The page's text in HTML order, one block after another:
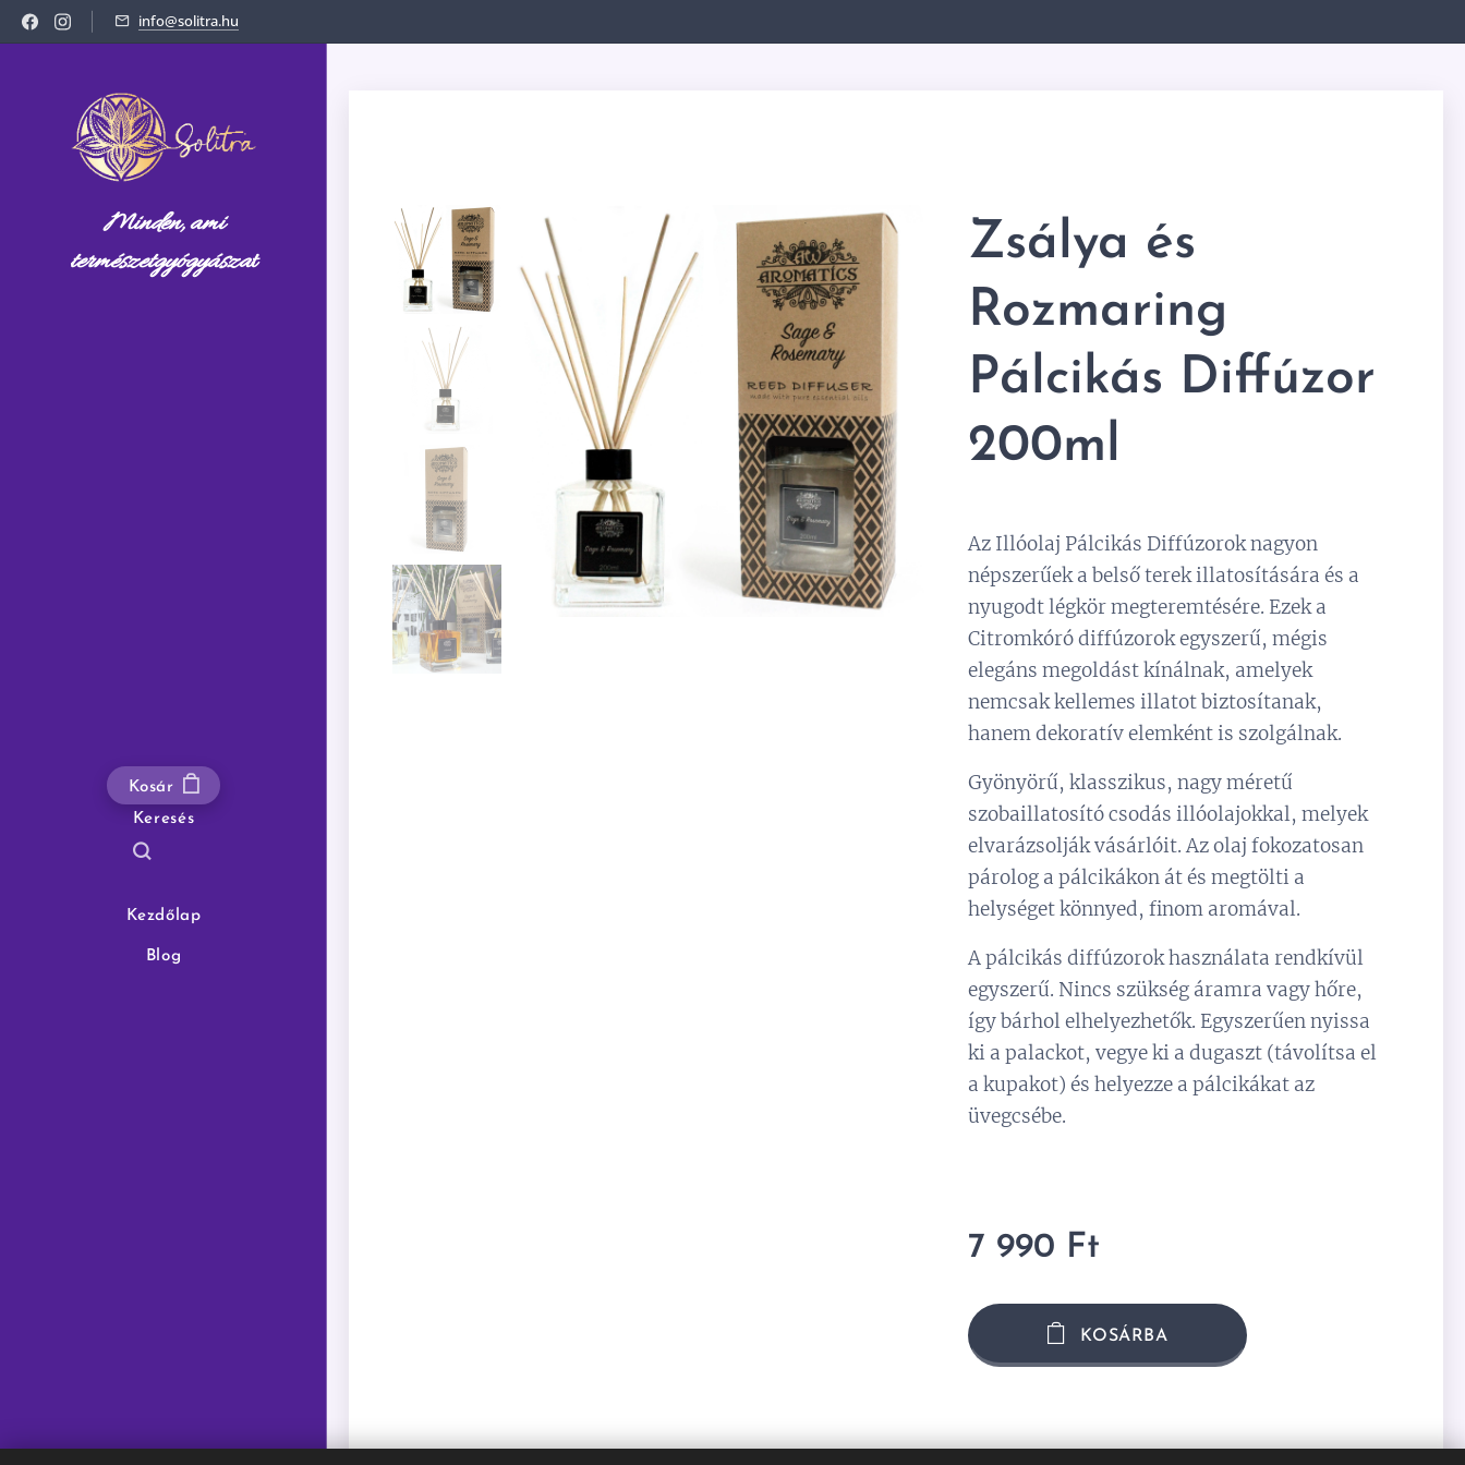
info@solitra.hu
Minden, ami
természetgyógyászat
Kosár
Keresés
Kezdőlap
Blog
Zsálya és
Rozmaring
Pálcikás Diffúzor
200ml
Az Illóolaj Pálcikás Diffúzorok nagyon
népszerűek a belső terek illatosítására és a
nyugodt légkör megteremtésére. Ezek a
Citromkóró diffúzorok egyszerű, mégis
elegáns megoldást kínálnak, amelyek
nemcsak kellemes illatot biztosítanak,
hanem dekoratív elemként is szolgálnak.
Gyönyörű, klasszikus, nagy méretű
szobaillatosító csodás illóolajokkal, melyek
elvarázsolják vásárlóit. Az olaj fokozatosan
párolog a pálcikákon át és megtölti a
helységet könnyed, finom aromával.
A pálcikás diffúzorok használata rendkívül
egyszerű. Nincs szükség áramra vagy hőre,
így bárhol elhelyezhetők. Egyszerűen nyissa
ki a palackot, vegye ki a dugaszt (távolítsa el
a kupakot) és helyezze a pálcikákat az
üvegcsébe.
7 990 Ft
KOSÁRBA